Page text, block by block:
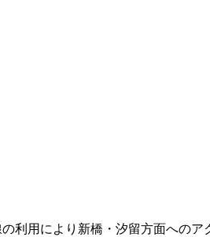
利用により新橋・汐留方面への